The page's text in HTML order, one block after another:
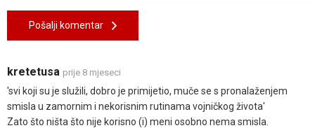
Pošalji komentar
kretetusa prije 8 mjeseci
'svi koji su je služili, dobro je primijetio, muče se s pronalaženjem
smisla u zamornim i nekorisnim rutinama vojničkog života'
Zato što ništa što nije korisno (i) meni osobno nema smisla.